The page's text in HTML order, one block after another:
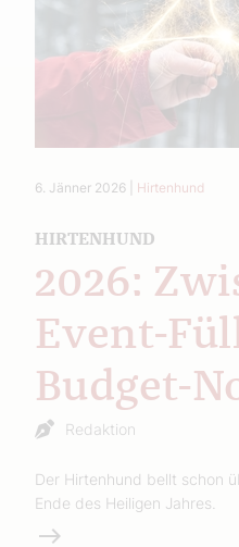
6. Jänner 2026 Hirtenhund
HIRTENHUND
2026:
Event-
Budget-
Redaktion
Der Hirtenhund bellt schon
Ende des Heiligen Jahres.
Weiterlesen